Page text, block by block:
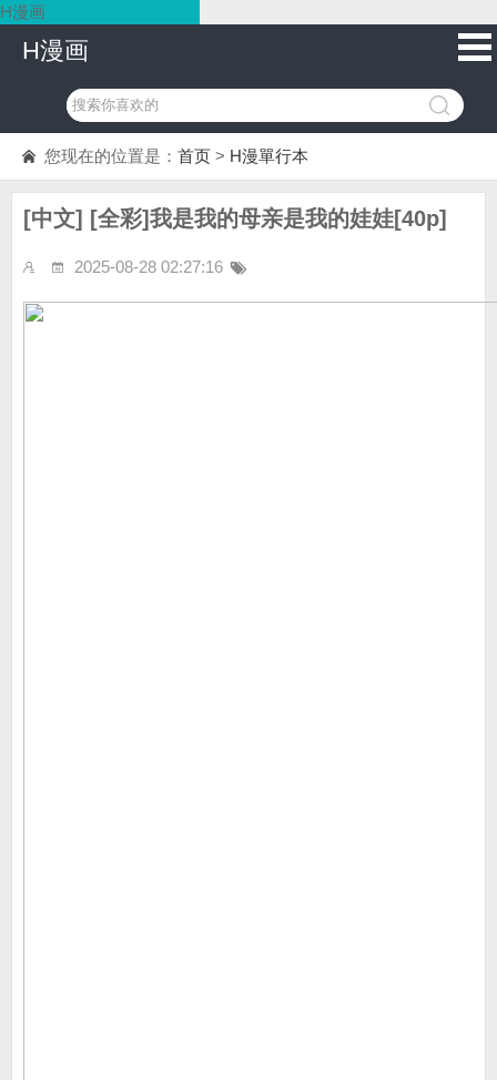
H漫画
H漫画
您现在的位置是： 首页 > H漫單行本
[中文] [全彩]我是我的母亲是我的娃娃[40p]
2025-08-28 02:27:16